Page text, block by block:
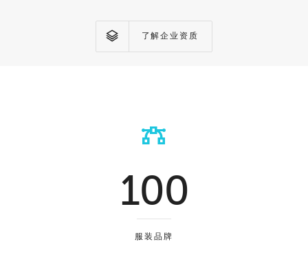
了解企业资质
100
服装品牌